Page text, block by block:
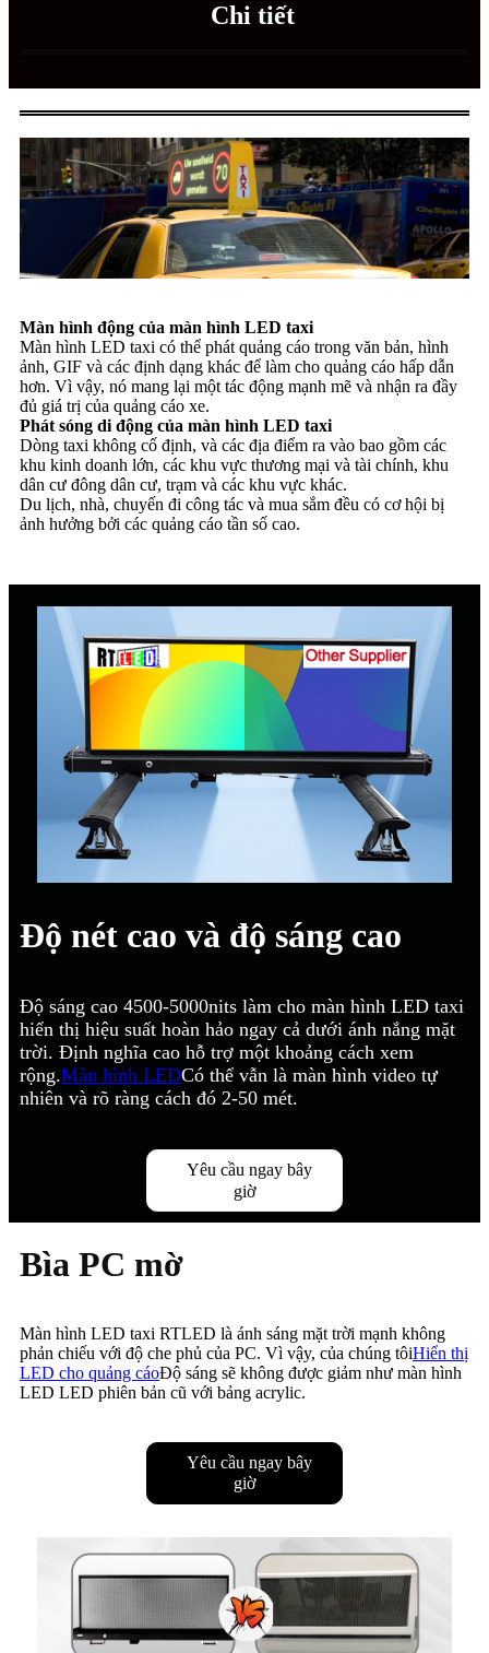
Chi tiết
Màn hình động của màn hình LED taxi
Màn hình LED taxi có thể phát quảng cáo trong văn bản, hình
ảnh, GIF và các định dạng khác để làm cho quảng cáo hấp dẫn
hơn. Vì vậy, nó mang lại một tác động mạnh mẽ và nhận ra đầy
đủ giá trị của quảng cáo xe.
Phát sóng di động của màn hình LED taxi
Dòng taxi không cố định, và các địa điểm ra vào bao gồm các
khu kinh doanh lớn, các khu vực thương mại và tài chính, khu
dân cư đông dân cư, trạm và các khu vực khác.
Du lịch, nhà, chuyến đi công tác và mua sắm đều có cơ hội bị
ảnh hưởng bởi các quảng cáo tần số cao.
Độ nét cao và độ sáng cao
Độ sáng cao 4500-5000nits làm cho màn hình LED taxi
hiển thị hiệu suất hoàn hảo ngay cả dưới ánh nắng mặt
trời. Định nghĩa cao hỗ trợ một khoảng cách xem
rộng.Màn hình LEDCó thể vẫn là màn hình video tự
nhiên và rõ ràng cách đó 2-50 mét.
Yêu cầu ngay bây
giờ
Bìa PC mờ
Màn hình LED taxi RTLED là ánh sáng mặt trời mạnh không
phản chiếu với độ che phủ của PC. Vì vậy, của chúng tôiHiển thị
LED cho quảng cáoĐộ sáng sẽ không được giảm như màn hình
LED LED phiên bản cũ với bảng acrylic.
Yêu cầu ngay bây
giờ